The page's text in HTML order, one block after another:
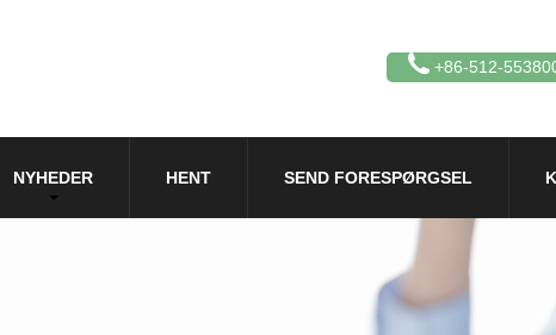
+86-512-
NYHEDER HENT SEND FORESPØRGSEL